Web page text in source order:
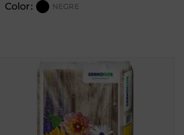
Color: NEGRE